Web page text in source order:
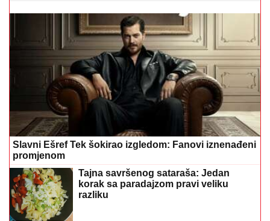
Slavni Ešref Tek šokirao izgledom: Fanovi iznenađeni
promjenom
Tajna savršenog sataraša: Jedan
korak sa paradajzom pravi veliku
razliku